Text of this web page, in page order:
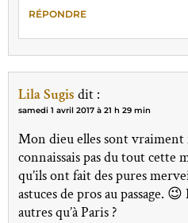
RÉPONDRE
Lila Sugis dit :
samedi 1 avril 2017 à 21 h 29 min
Mon dieu elles sont vraiment
connaissais pas du tout cette
qu’ils ont fait des pures
astuces de pros au passage.
autres qu’à Paris ?